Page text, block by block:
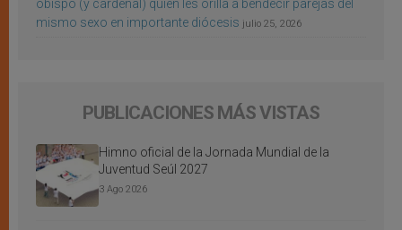
obispo (y cardenal) quien les orilla a bendecir parejas del
mismo sexo en importante diócesis julio 25, 2026
PUBLICACIONES MÁS VISTAS
Himno oficial de la Jornada Mundial de la
Juventud Seúl 2027
3 Ago 2026